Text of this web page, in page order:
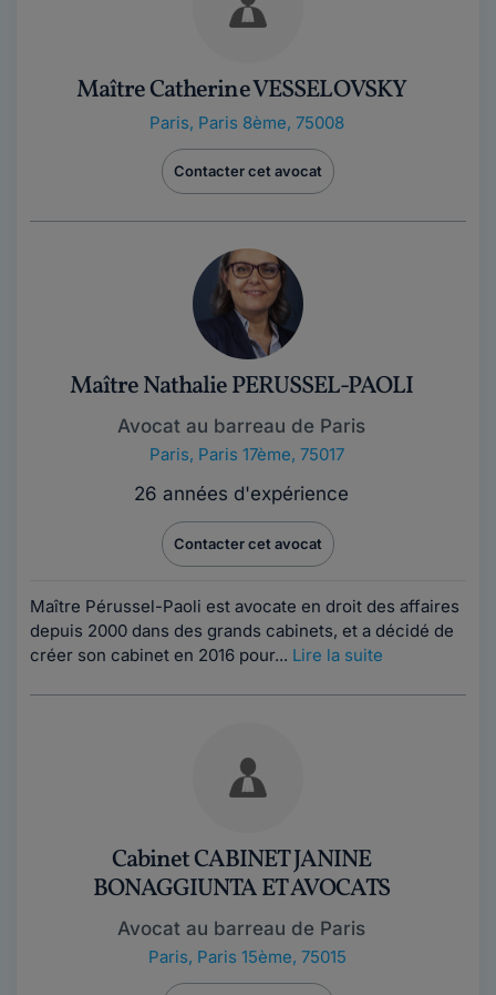
Maître Catherine VESSELOVSKY
Paris, Paris 8ème, 75008
Contacter cet avocat
Maître Nathalie PERUSSEL-PAOLI
Avocat au barreau de Paris
Paris, Paris 17ème, 75017
26 années d'expérience
Contacter cet avocat
Maître Pérussel-Paoli est avocate en droit des affaires
depuis 2000 dans des grands cabinets, et a décidé de
créer son cabinet en 2016 pour... Lire la suite
Cabinet CABINET JANINE
BONAGGIUNTA ET AVOCATS
Avocat au barreau de Paris
Paris, Paris 15ème, 75015